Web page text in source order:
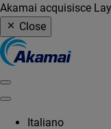
Akamai acquisisce
Close
Italiano